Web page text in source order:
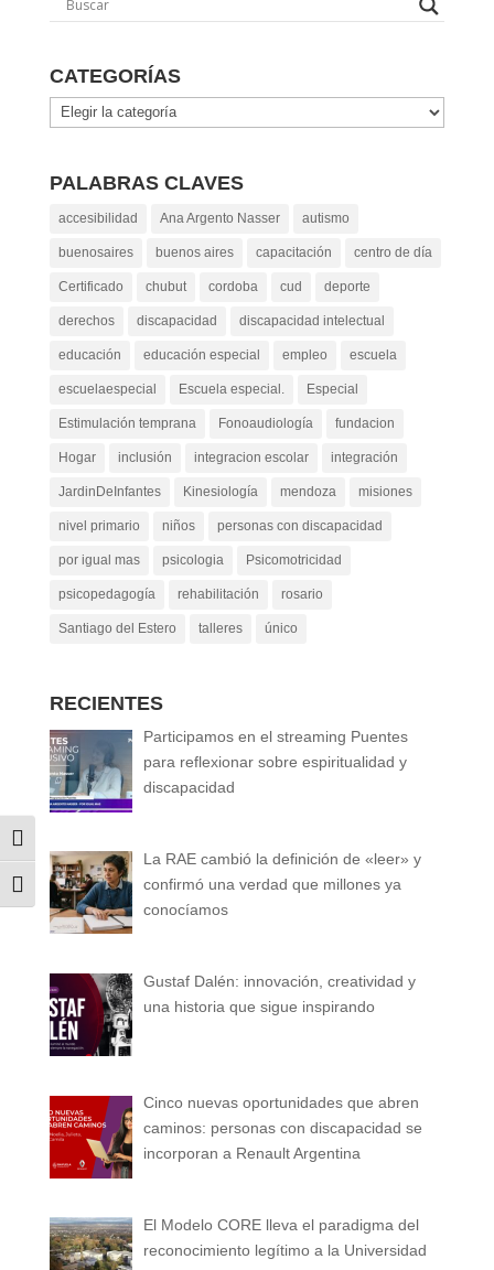
Alternar alto contraste
Alternar tamaño de letra
CATEGORÍAS
Categorías
PALABRAS CLAVES
accesibilidad Ana Argento Nasser autismo
buenosaires buenos aires capacitación centro de día
Certificado chubut cordoba cud deporte
derechos discapacidad discapacidad intelectual
educación educación especial empleo escuela
escuelaespecial Escuela especial. Especial
Estimulación temprana Fonoaudiología fundacion
Hogar inclusión integracion escolar integración
JardinDeInfantes Kinesiología mendoza misiones
nivel primario niños personas con discapacidad
por igual mas psicologia Psicomotricidad
psicopedagogía rehabilitación rosario
Santiago del Estero talleres único
RECIENTES
Participamos en el streaming Puentes
para reflexionar sobre espiritualidad y
discapacidad
La RAE cambió la definición de «leer» y
confirmó una verdad que millones ya
conocíamos
Gustaf Dalén: innovación, creatividad y
una historia que sigue inspirando
Cinco nuevas oportunidades que abren
caminos: personas con discapacidad se
incorporan a Renault Argentina
El Modelo CORE lleva el paradigma del
reconocimiento legítimo a la Universidad